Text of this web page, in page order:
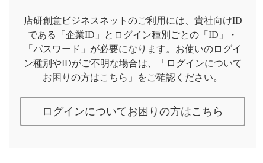
店研創意ビジネスネットのご利用には、貴社向けID
である「企業ID」とログイン種別ごとの「ID」・
「パスワード」が必要になります。お使いのログイ
ン種別やIDがご不明な場合は、「ログインについて
お困りの方はこちら」をご確認ください。
ログインについてお困りの方はこちら